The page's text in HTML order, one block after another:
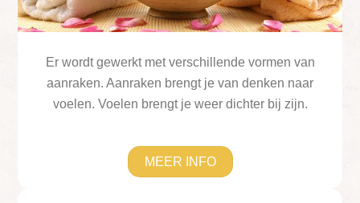
Er wordt gewerkt met verschillende vormen van
aanraken. Aanraken brengt je van denken naar
voelen. Voelen brengt je weer dichter bij zijn.
MEER INFO